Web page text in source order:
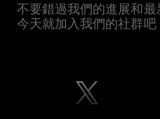
不要錯過我們的進展和
今天就加入我們的社群吧